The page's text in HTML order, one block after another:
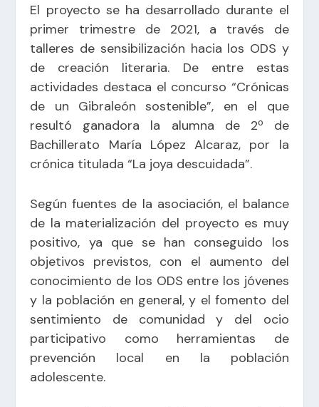
El proyecto se ha desarrollado durante el
primer trimestre de 2021, a través de
talleres de sensibilización hacia los ODS y
de creación literaria. De entre estas
actividades destaca el concurso “Crónicas
de un Gibraleón sostenible”, en el que
resultó ganadora la alumna de 2º de
Bachillerato María López Alcaraz, por la
crónica titulada “La joya descuidada”.
Según fuentes de la asociación, el balance
de la materialización del proyecto es muy
positivo, ya que se han conseguido los
objetivos previstos, con el aumento del
conocimiento de los ODS entre los jóvenes
y la población en general, y el fomento del
sentimiento de comunidad y del ocio
participativo como herramientas de
prevención local en la población
adolescente.